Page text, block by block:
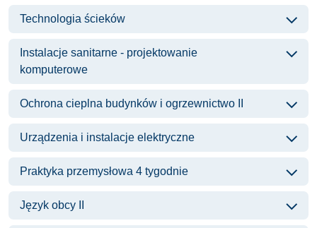
Technologia ścieków
Instalacje sanitarne - projektowanie
komputerowe
Ochrona cieplna budynków i ogrzewnictwo II
Urządzenia i instalacje elektryczne
Praktyka przemysłowa 4 tygodnie
Język obcy II